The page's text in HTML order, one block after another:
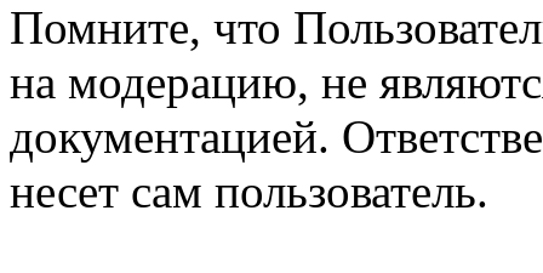
Помните, что
на модерацию, не
документацией.
несет сам пользователь.